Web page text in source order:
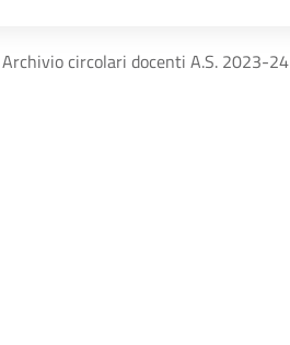
Archivio circolari docenti A.S. 2023-24